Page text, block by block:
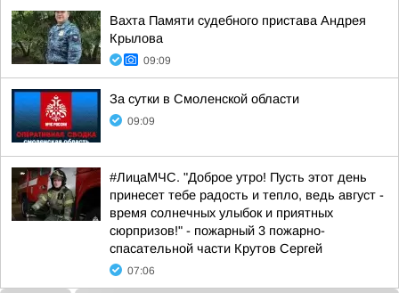
Вахта Памяти судебного пристава Андрея
Крылова
09:09
За сутки в Смоленской области
09:09
#ЛицаМЧС. "Доброе утро! Пусть этот день
принесет тебе радость и тепло, ведь август -
время солнечных улыбок и приятных
сюрпризов!" - пожарный 3 пожарно-
спасательной части Крутов Сергей
07:06